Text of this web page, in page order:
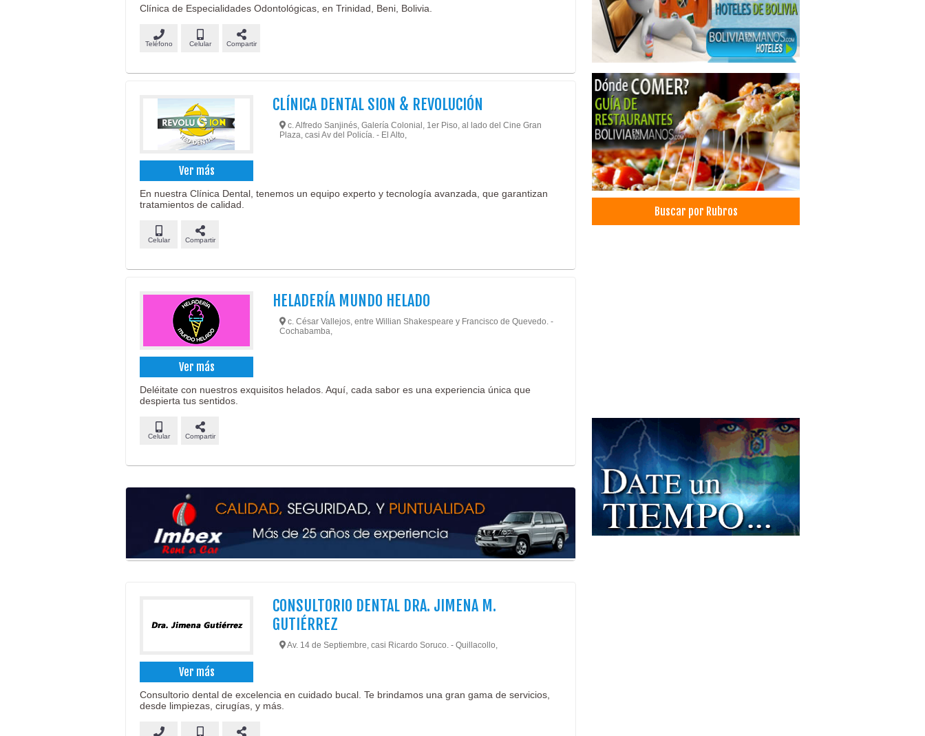
Clínica de Especialidades Odontológicas, en Trinidad, Beni, Bolivia.
Teléfono Celular Compartir
Ver más
CLÍNICA DENTAL SION & REVOLUCIÓN
c. Alfredo Sanjinés, Galería Colonial, 1er Piso, al lado del Cine Gran
Plaza, casi Av del Policía. - El Alto,
En nuestra Clínica Dental, tenemos un equipo experto y tecnología avanzada, que garantizan
tratamientos de calidad.
Celular Compartir
Ver más
HELADERÍA MUNDO HELADO
c. César Vallejos, entre Willian Shakespeare y Francisco de Quevedo. -
Cochabamba,
Deléitate con nuestros exquisitos helados. Aquí, cada sabor es una experiencia única que
despierta tus sentidos.
Celular Compartir
Ver más
CONSULTORIO DENTAL DRA. JIMENA M.
GUTIÉRREZ
Av. 14 de Septiembre, casi Ricardo Soruco. - Quillacollo,
Consultorio dental de excelencia en cuidado bucal. Te brindamos una gran gama de servicios,
desde limpiezas, cirugías, y más.
Médicos Odontólogos
Odontología Integral
Odontología Estética
Odontopediatría
Ortodoncia
Odontología
Prótesis Dentales
Periodoncia
Radiólogo Dental
Tomografías Dentales
Helados
Heladerías
Buscar por Rubros